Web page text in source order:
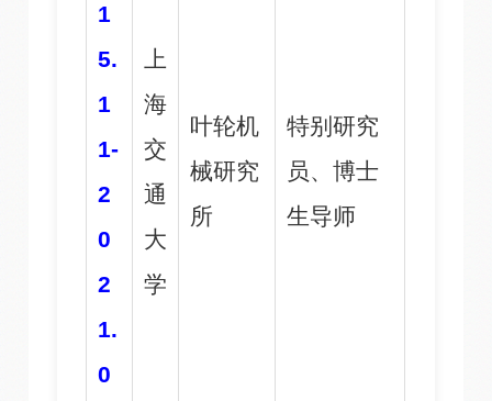
1
5.
1
1-
2
0
2
1.
0
上
海
交
通
大
学
叶轮机
械研究
所
特别研究
员、博士
生导师